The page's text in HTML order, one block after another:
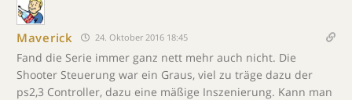
Maverick 24. Oktober 2016 18:45
Fand die Serie immer ganz nett mehr auch nicht. Die
Shooter Steuerung war ein Graus, viel zu träge dazu der
ps2,3 Controller, dazu eine mäßige Inszenierung. Kann man